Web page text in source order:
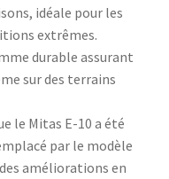
idéale pour les
extrêmes.
durable assurant
sur des terrains
le Mitas E-10 a été
par le modèle
améliorations en